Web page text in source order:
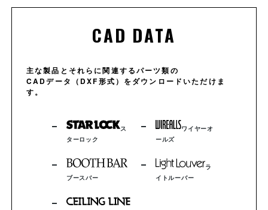
CAD DATA
主な製品とそれらに関連するパーツ類の
CADデータ（DXF形式）をダウンロードいただけま
す。
ス
ターロック
ブースバー
ワイヤーオ
ールズ
ラ
イトルーバー